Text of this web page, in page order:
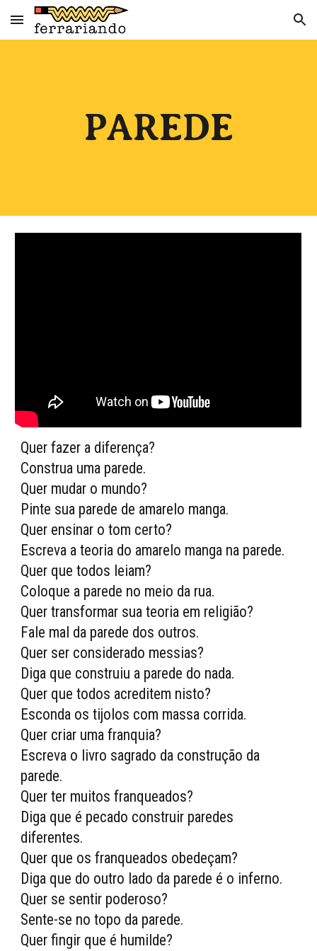
Skip to main content Skip to navigation
PAREDE
Quer fazer a diferença?
Construa uma parede.
Quer mudar o mundo?
Pinte sua parede de amarelo manga.
Quer ensinar o tom certo?
Escreva a teoria do amarelo manga na parede.
Quer que todos leiam?
Coloque a parede no meio da rua.
Quer transformar sua teoria em religião?
Fale mal da parede dos outros.
Quer ser considerado messias?
Diga que construiu a parede do nada.
Quer que todos acreditem nisto?
Esconda os tijolos com massa corrida.
Quer criar uma franquia?
Escreva o livro sagrado da construção da
parede.
Quer ter muitos franqueados?
Diga que é pecado construir paredes
diferentes.
Quer que os franqueados obedeçam?
Diga que do outro lado da parede é o inferno.
Quer se sentir poderoso?
Sente-se no topo da parede.
Quer fingir que é humilde?